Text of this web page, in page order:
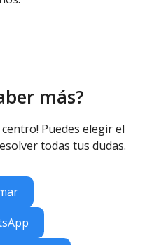
más?
Puedes elegir el
todas tus dudas.